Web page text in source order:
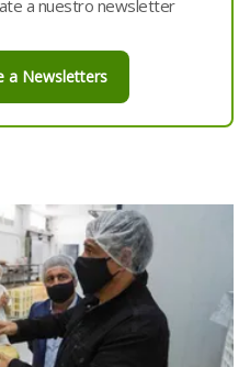
a nuestro newsletter
a Newsletters